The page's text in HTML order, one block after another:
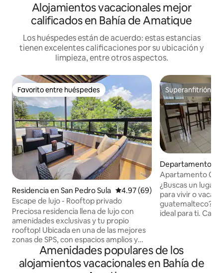
Alojamientos vacacionales mejor
calificados en Bahía de Amatique
Los huéspedes están de acuerdo: estas estancias
tienen excelentes calificaciones por su ubicación y
limpieza, entre otros aspectos.
Favorito entre huéspedes
Favorito entre huéspedes
Residencia en San Pedro Sula Calificación promedio: 4.97 de
4.97 (69)
Escape de lujo - Rooftop privado
Preciosa residencia llena de lujo con
amenidades exclusivas y tu propio
rooftop! Ubicada en una de las mejores
zonas de SPS, con espacios amplios y
llenos de estilo. Completamente
equipada con todo lo que puedas
necesitar: Estacionamiento privado,
Superanfitrión
Superanfitrión
Departamento
Apartamento
Livingston Izabal
¿Buscas un lugar
para vivir o
guatemalteco?
ideal para ti. Características del
balcón para descansar
privilegiada: A
caminando de
Amenidades populares de los
alojamientos vacacionales en Bahía de